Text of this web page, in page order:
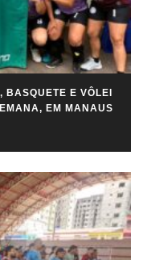
BASQUETE E VÔLEI
EM MANAUS